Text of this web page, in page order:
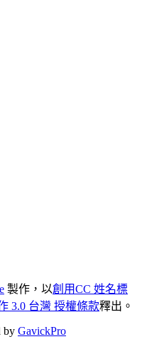
製作，以創用CC 姓名標
3.0 台灣 授權條款釋出。
by GavickPro